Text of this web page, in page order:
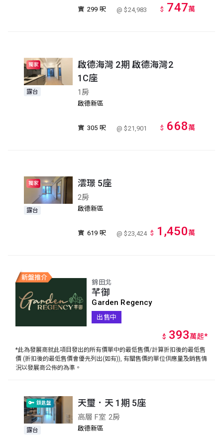
實 299 呎 @ $24,983 $ 747萬
獨家
露台
啟德海灣 2期 啟德海灣2
1C座
1房
啟德新區
實 305 呎 @ $21,901 $ 668萬
獨家
露台
澐璟 5座
2房
啟德新區
實 619 呎 @ $23,424 $ 1,450萬
錦田北
芊御
Garden Regency
出售中
$ 393萬起*
*此為發展商就此項目發出的所有價單中的最低售價/計算折扣後的最低售
價 (折扣後的最低售價會優先列出(如有)), 有關售價的單位供應量及銷售情
況以發展商公佈的為準。
鎖匙盤
露台
天璽．天 1期 5座
高層 F室 2房
啟德新區